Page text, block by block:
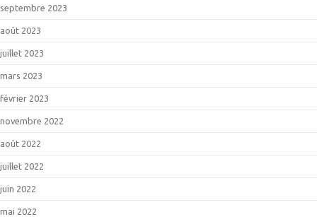
septembre 2023
août 2023
juillet 2023
mars 2023
février 2023
novembre 2022
août 2022
juillet 2022
juin 2022
mai 2022